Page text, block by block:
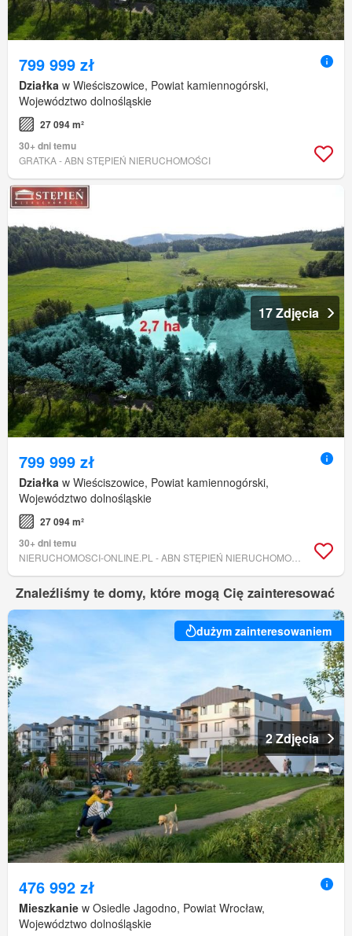
799 999 zł
Działka w Wieściszowice, Powiat kamiennogórski,
Województwo dolnośląskie
27 094 m²
30+ dni temu
GRATKA - ABN STĘPIEŃ NIERUCHOMOŚCI
17 Zdjęcia
799 999 zł
Działka w Wieściszowice, Powiat kamiennogórski,
Województwo dolnośląskie
27 094 m²
30+ dni temu
Znaleźliśmy te domy, które mogą Cię zainteresować
dużym zainteresowaniem
2 Zdjęcia
476 992 zł
Mieszkanie w Osiedle Jagodno, Powiat Wrocław,
Województwo dolnośląskie